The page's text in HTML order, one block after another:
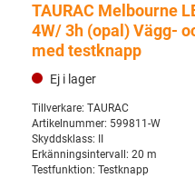
TAURAC Melbourne
4W/ 3h (opal) Vägg-
med testknapp
Ej i lager
Tillverkare: TAURAC
Artikelnummer: 599811-W
Skyddsklass:
Erkänningsintervall: 20 m
Testfunktion: Testknapp